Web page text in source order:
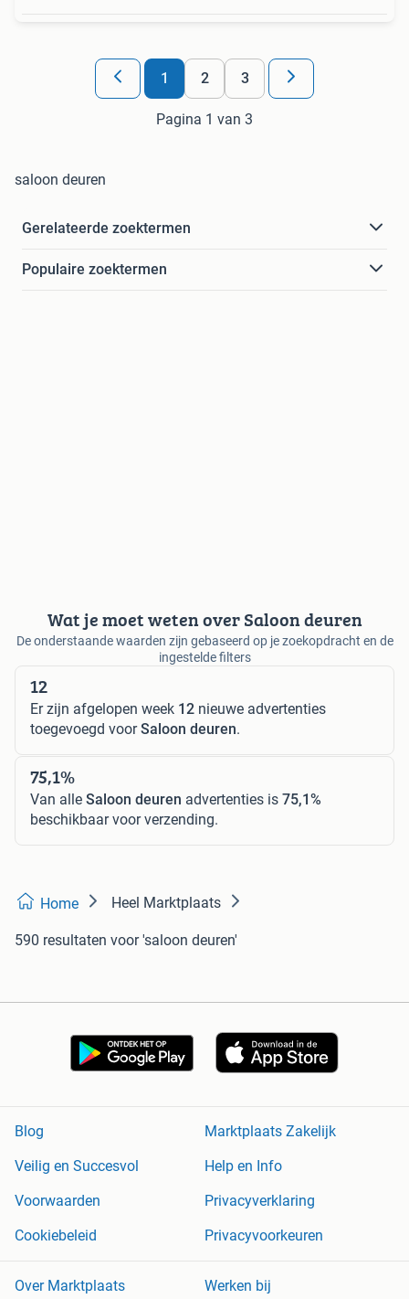
1 2 3
Pagina 1 van 3
saloon deuren
Gerelateerde zoektermen
Populaire zoektermen
Wat je moet weten over Saloon deuren
De onderstaande waarden zijn gebaseerd op je zoekopdracht en de
ingestelde filters
12
Er zijn afgelopen week 12 nieuwe advertenties
toegevoegd voorSaloon deuren.
75,1%
Van alle Saloon deuren advertenties is 75,1%
beschikbaar voor verzending.
Home Heel Marktplaats
590 resultaten voor 'saloon deuren'
Blog
Marktplaats Zakelijk
Veilig en Succesvol
Help en Info
Voorwaarden
Privacyverklaring
Cookiebeleid
Privacyvoorkeuren
Over Marktplaats Werken bij